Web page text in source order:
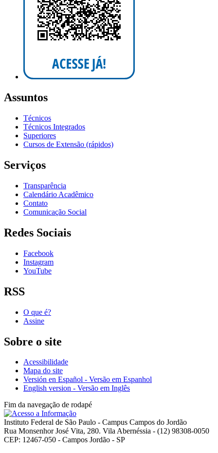
Assuntos
Técnicos
Técnicos Integrados
Superiores
Cursos de Extensão (rápidos)
Serviços
Transparência
Calendário Acadêmico
Contato
Comunicação Social
Redes Sociais
Facebook
Instagram
YouTube
RSS
O que é?
Assine
Sobre o site
Acessibilidade
Mapa do site
Versión en Español - Versão em Espanhol
English version - Versão em Inglês
Fim da navegação de rodapé
Instituto Federal de São Paulo - Campus Campos do Jordão
Rua Monsenhor José Vita, 280. Vila Abernéssia - (12) 98308-0050
CEP: 12467-050 - Campos Jordão - SP